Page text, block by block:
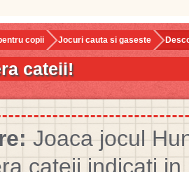
copii Jocuri cauta si gaseste
cateii!
Joaca jocul
cateii indicati